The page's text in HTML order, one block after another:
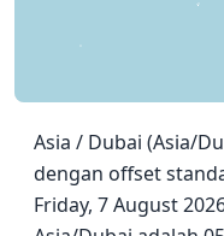
Asia / Dubai (Asia/
dengan offset
Friday, 7 August